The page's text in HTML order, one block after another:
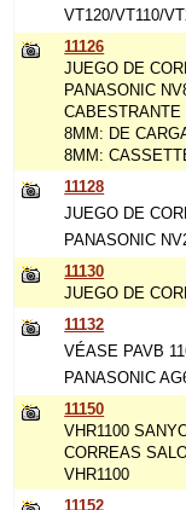
VT120/VT110/
11126
JUEGO DE
PANASONIC
CABESTRANTE
8MM: DE
8MM:
11128
JUEGO DE
PANASONIC
11130
JUEGO DE
11132
VÉASE PAVB
PANASONIC
11150
VHR1100
CORREAS
VHR1100
11152